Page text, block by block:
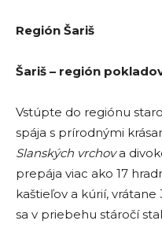
Región Šariš
Šariš – región
Vstúpte do regiónu
spája s prírodnými
Slanských vrchova
prepája viac ako 17
kaštieľov a kúrií,
sa v priebehu stáročí